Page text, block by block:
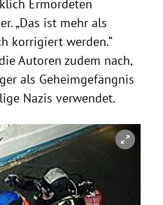
Ermordeten
„Das ist mehr als
korrigiert werden.“
Autoren zudem nach,
als Geheimgefängnis
Nazis verwendet.
schließen